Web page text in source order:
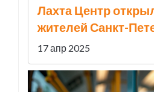
Лахта Центр
жителей Санкт-
17 апр 2025